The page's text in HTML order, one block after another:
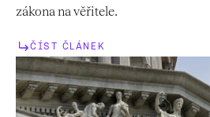
zákona na věřitele.
ČÍST ČLÁNEK